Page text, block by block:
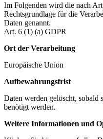
Im Folgenden wird die nach
Rechtsgrundlage für die
Daten genannt.
Art. 6 (1) (a) GDPR
Ort der Verarbeitung
Europäische Union
Aufbewahrungsfrist
Daten werden gelöscht, sobald
benötigt werden.
Weitere Informationen und